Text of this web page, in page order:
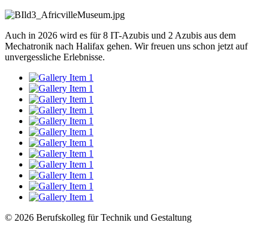
Auch in 2026 wird es für 8 IT-Azubis und 2 Azubis aus dem
Mechatronik nach Halifax gehen. Wir freuen uns schon jetzt auf
unvergessliche Erlebnisse.
© 2026 Berufskolleg für Technik und Gestaltung